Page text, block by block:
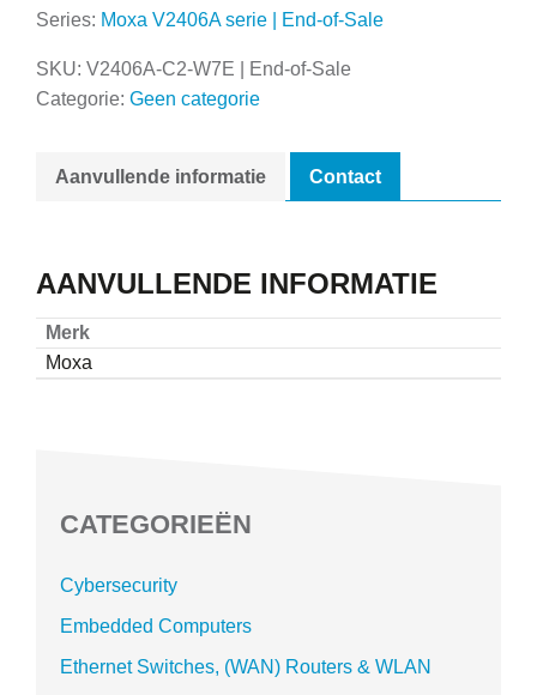
Series: Moxa V2406A serie | End-of-Sale
SKU: V2406A-C2-W7E | End-of-Sale
Categorie: Geen categorie
Aanvullende informatie Contact
AANVULLENDE INFORMATIE
Merk
Moxa
CATEGORIEËN
Cybersecurity
Embedded Computers
Ethernet Switches, (WAN) Routers & WLAN